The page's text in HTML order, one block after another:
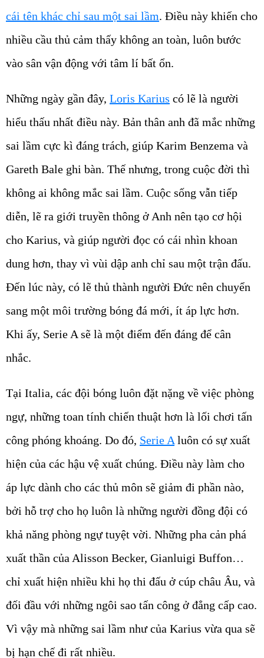
cái tên khác chỉ sau một sai lầm. Điều này khiến cho
nhiều cầu thủ cảm thấy không an toàn, luôn bước
vào sân vận động với tâm lí bất ổn.
Những ngày gần đây, Loris Karius có lẽ là người
hiểu thấu nhất điều này. Bản thân anh đã mắc những
sai lầm cực kì đáng trách, giúp Karim Benzema và
Gareth Bale ghi bàn. Thế nhưng, trong cuộc đời thì
không ai không mắc sai lầm. Cuộc sống vẫn tiếp
diễn, lẽ ra giới truyền thông ở Anh nên tạo cơ hội
cho Karius, và giúp người đọc có cái nhìn khoan
dung hơn, thay vì vùi dập anh chỉ sau một trận đấu.
Đến lúc này, có lẽ thủ thành người Đức nên chuyển
sang một môi trường bóng đá mới, ít áp lực hơn.
Khi ấy, Serie A sẽ là một điểm đến đáng để cân
nhắc.
Tại Italia, các đội bóng luôn đặt nặng về việc phòng
ngự, những toan tính chiến thuật hơn là lối chơi tấn
công phóng khoáng. Do đó, Serie Aluôn có sự xuất
hiện của các hậu vệ xuất chúng. Điều này làm cho
áp lực dành cho các thủ môn sẽ giảm đi phần nào,
bởi hỗ trợ cho họ luôn là những người đồng đội có
khả năng phòng ngự tuyệt vời. Những pha cản phá
xuất thần của Alisson Becker, Gianluigi Buffon…
chỉ xuất hiện nhiều khi họ thi đấu ở cúp châu Âu, và
đối đầu với những ngôi sao tấn công ở đẳng cấp cao.
Vì vậy mà những sai lầm như của Karius vừa qua sẽ
bị hạn chế đi rất nhiều.